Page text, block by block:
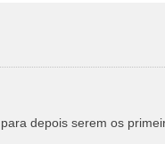
depois serem os